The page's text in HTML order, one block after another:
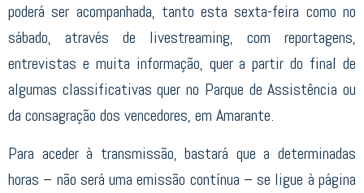
poderá ser acompanhada, tanto esta sexta-feira como no
sábado, através de livestreaming, com reportagens,
entrevistas e muita informação, quer a partir do final de
algumas classificativas quer no Parque de Assistência ou
da consagração dos vencedores, em Amarante.
Para aceder à transmissão, bastará que a determinadas
horas – não será uma emissão contínua – se ligue à página